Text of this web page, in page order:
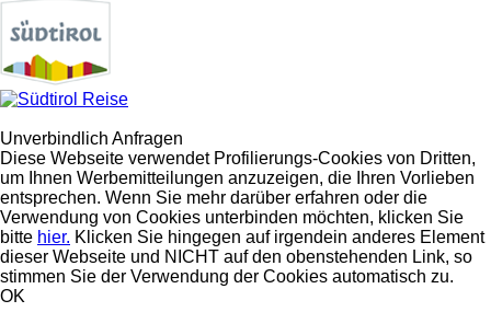
Unverbindlich Anfragen
Diese Webseite verwendet Profilierungs-Cookies von Dritten,
um Ihnen Werbemitteilungen anzuzeigen, die Ihren Vorlieben
entsprechen. Wenn Sie mehr darüber erfahren oder die
Verwendung von Cookies unterbinden möchten, klicken Sie
bitte hier. Klicken Sie hingegen auf irgendein anderes Element
dieser Webseite und NICHT auf den obenstehenden Link, so
stimmen Sie der Verwendung der Cookies automatisch zu.
OK